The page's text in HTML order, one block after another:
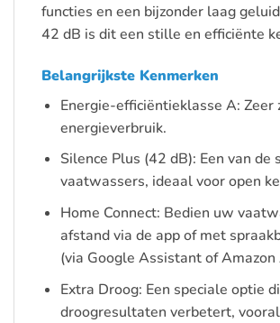
functies en een bijzonder laag
42 dB is dit een stille en efficiënte
Belangrijkste Kenmerken
Energie-efficiëntieklasse A: Zeer
energieverbruik.
Silence Plus (42 dB): Een van de
vaatwassers, ideaal voor open
Home Connect: Bedien uw
afstand via de app of met
(via Google Assistant of Amazon
Extra Droog: Een speciale optie
droogresultaten verbetert,